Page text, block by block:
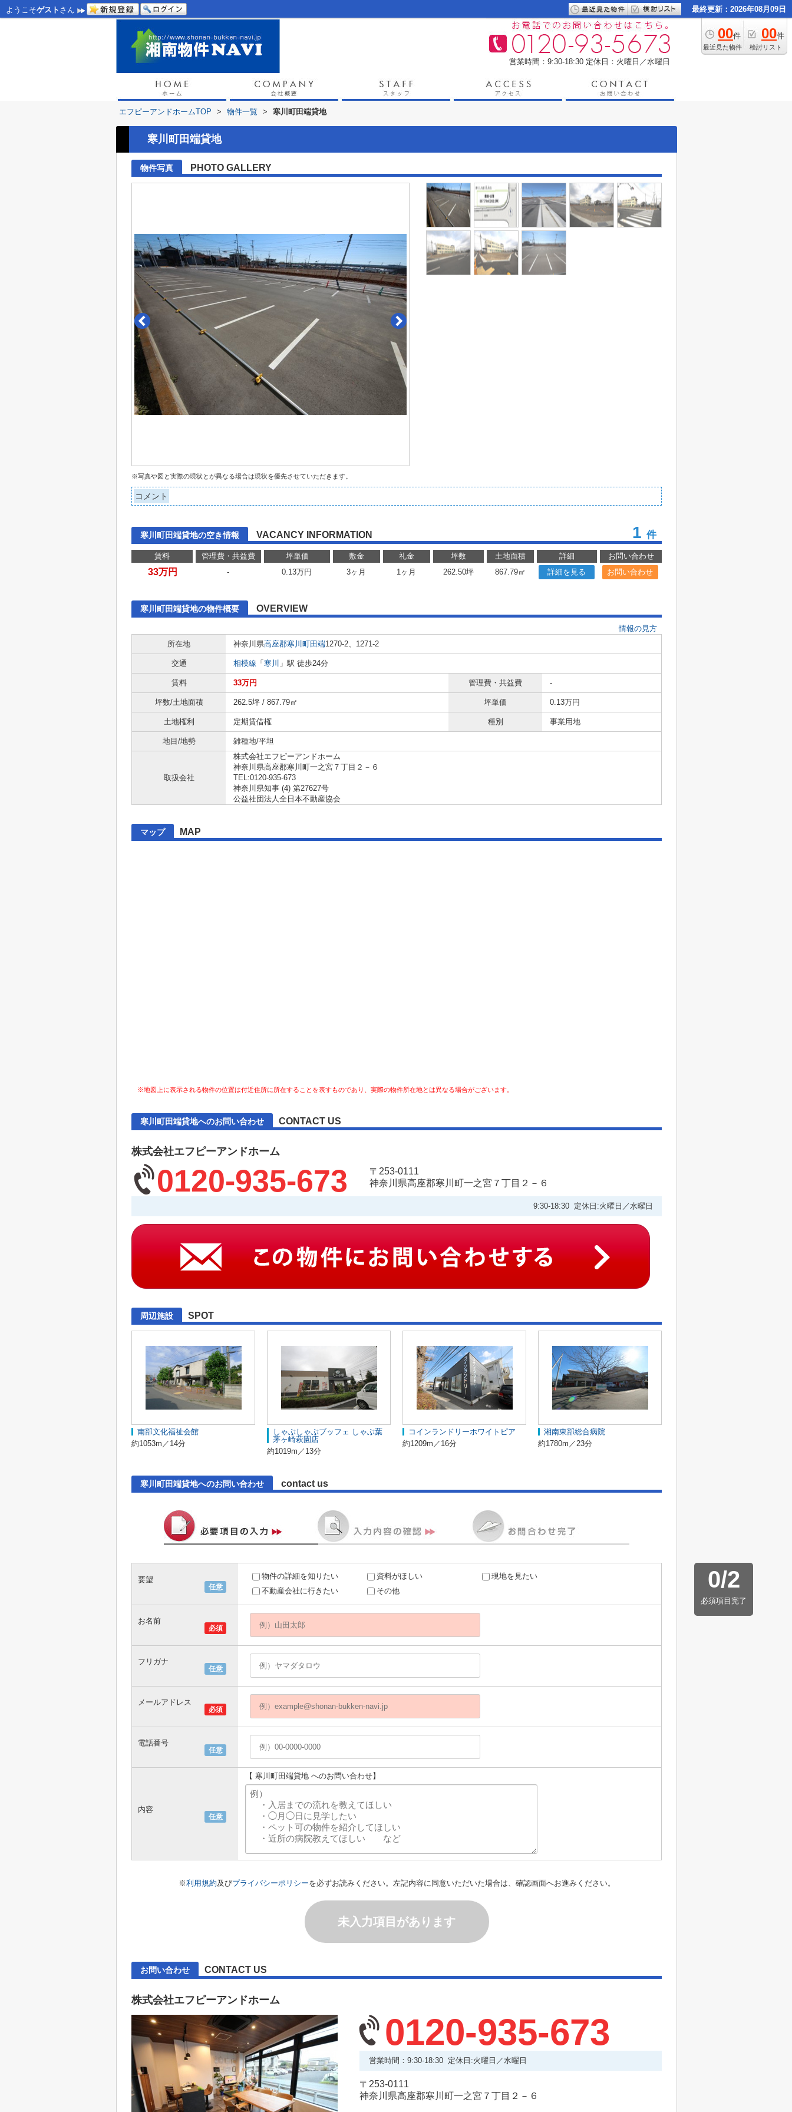
ようこそゲスト さん 最終更新：2026年08月09日
00件
最近見た物件
00件
検討リスト
営業時間：9:30-18:30 定休日：火曜日／水曜日
エフピーアンドホームTOP > 物件一覧 > 寒川町田端貸地
寒川町田端貸地
物件写真 PHOTO GALLERY
※写真や図と実際の現状とが異なる場合は現状を優先させていただきます。
コメント
寒川町田端貸地の空き情報 VACANCY INFORMATION 1 件
賃料 管理費・共益費 坪単価 敷金 礼金 坪数 土地面積 詳細 お問い合わせ
33万円 - 0.13万円 3ヶ月 1ヶ月 262.50坪 867.79㎡ 詳細を見る お問い合わせ
寒川町田端貸地の物件概要 OVERVIEW
情報の見方
所在地
神奈川県高座郡寒川町田端1270-2、1271-2
交通 相模線 「 寒川 」駅 徒歩24分
賃料 33万円 管理費・共益費 -
坪数/土地面積 262.5坪 / 867.79㎡ 坪単価 0.13万円
土地権利 定期賃借権 種別 事業用地
地目/地勢 雑種地/平坦
取扱会社
株式会社エフピーアンドホーム
神奈川県高座郡寒川町一之宮７丁目２－６
TEL:0120-935-673
神奈川県知事 (4) 第27627号
公益社団法人全日本不動産協会
マップ MAP
※地図上に表示される物件の位置は付近住所に所在することを表すものであり、実際の物件所在地とは異なる場合がございます。
寒川町田端貸地へのお問い合わせ CONTACT US
株式会社エフピーアンドホーム
0120-935-673
〒253-0111
神奈川県高座郡寒川町一之宮７丁目２－６
9:30-18:30 定休日:火曜日／水曜日
周辺施設 SPOT
南部文化福祉会館
約1053m／14分
しゃぶしゃぶブッフェ しゃぶ葉
茅ヶ崎萩園店
約1019m／13分
コインランドリーホワイトピア
約1209m／16分
湘南東部総合病院
約1780m／23分
寒川町田端貸地へのお問い合わせ contact us
0/2
必須項目完了
任意
要望 物件の詳細を知りたい 資料がほしい
現地を見たい
不動産会社に行きたい
その他
必須
お名前
任意
フリガナ
必須
メールアドレス
任意
電話番号
任意
内容
【 寒川町田端貸地 へのお問い合わせ】
※利用規約及びプライバシーポリシーを必ずお読みください。左記内容に同意いただいた場合は、確認画面へお進みください。
未入力項目があります
お問い合わせ CONTACT US
株式会社エフピーアンドホーム
0120-935-673
営業時間：9:30-18:30 定休日:火曜日／水曜日
〒253-0111
神奈川県高座郡寒川町一之宮７丁目２－６